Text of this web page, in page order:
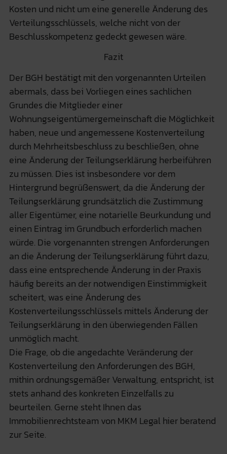
Kosten und nicht um eine generelle Änderung des
Verteilungsschlüssels, welche nicht von der
Beschlusskompetenz gedeckt gewesen wäre.
Fazit
Der BGH bestätigt mit den vorgenannten Urteilen
abermals, dass bei Vorliegen eines sachlichen
Grundes die Mitglieder einer
Wohnungseigentümergemeinschaft die Möglichkeit
haben, neue und angemessene Kostenverteilung
durch Mehrheitsbeschluss zu beschließen, ohne
eine Änderung der Teilungserklärung herbeiführen
zu müssen. Dies ist insbesondere vor dem
Hintergrund begrüßenswert, da die Änderung der
Teilungserklärung grundsätzlich die Zustimmung
aller Eigentümer, eine notarielle Beurkundung und
einen Eintrag im Grundbuch erforderlich machen
würde. Die vorgenannten strengen Anforderungen
an die Änderung der Teilungserklärung führt dazu,
dass eine entsprechende Änderung in der Praxis
häufig bereits an der notwendigen Einstimmigkeit
scheitert, was eine Änderung des
Kostenverteilungsschlüssels mittels Änderung der
Teilungserklärung in den überwiegenden Fällen
unmöglich macht.
Die Frage, ob die angedachte Veränderung der
Kostenverteilung den Anforderungen des BGH,
mithin ordnungsgemäßer Verwaltung, entspricht, ist
stets anhand des konkreten Einzelfalls zu
beurteilen. Gerne steht Ihnen das
Immobilienrechtsteam von MKM Legal hier beratend
zur Seite.